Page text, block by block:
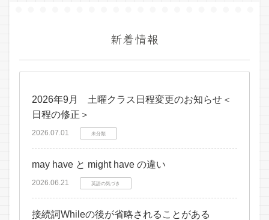
新着情報
2026年9月 土曜クラス日程変更のお知らせ＜
日程の修正＞
2026.07.01 未分類
may have と might have の違い
2026.06.21 英語の気づき
接続詞Whileの後が省略されることがある